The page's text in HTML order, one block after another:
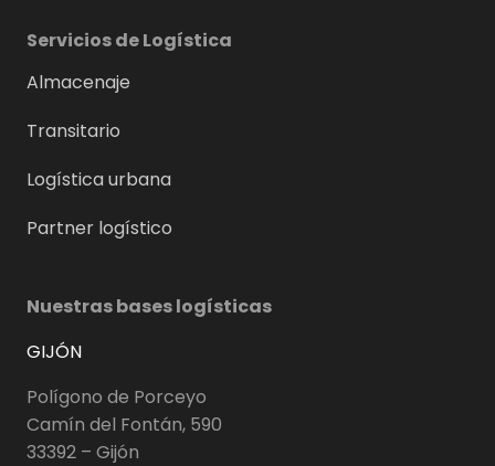
Servicios de Logística
Almacenaje
Transitario
Logística urbana
Partner logístico
Nuestras bases logísticas
GIJÓN
Polígono de Porceyo
Camín del Fontán, 590
33392 – Gijón